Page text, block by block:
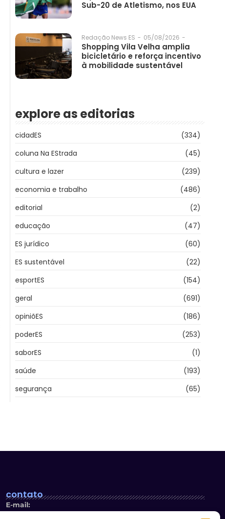
Sub-20 de Atletismo, nos EUA
Redação News ES - 05/08/2026 -
Shopping Vila Velha amplia
bicicletário e reforça incentivo
à mobilidade sustentável
explore as editorias
cidadES
(334)
coluna Na EStrada
(45)
cultura e lazer
(239)
economia e trabalho
(486)
editorial
(2)
educação
(47)
ES jurídico
(60)
ES sustentável
(22)
esportES
(154)
geral
(691)
opiniõES
(186)
poderES
(253)
saborES
(1)
saúde
(193)
segurança
(65)
contato
E-mail: